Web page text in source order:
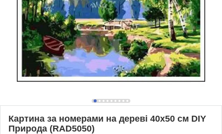
Картина за номерами на дереві 40х50 см DIY
Природа (RAD5050)